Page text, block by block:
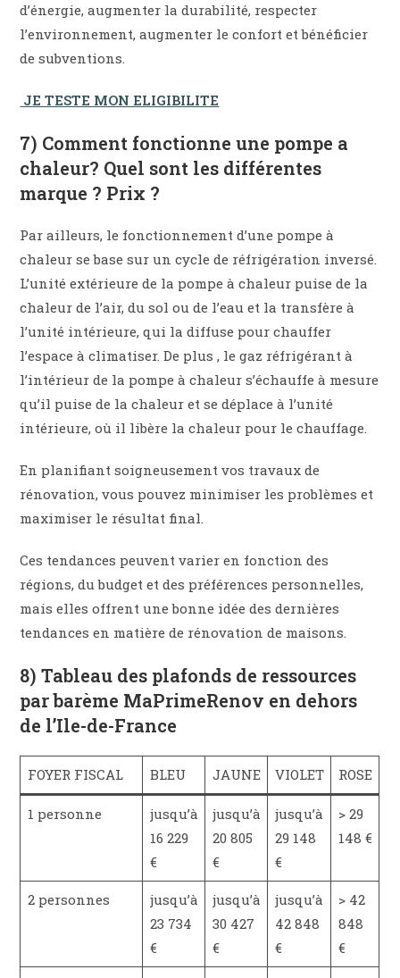
d’énergie, augmenter la durabilité, respecter
l’environnement, augmenter le confort et bénéficier
de subventions.
JE TESTE MON ELIGIBILITE
7) Comment fonctionne une pompe a
chaleur? Quel sont les différentes
marque ? Prix ?
Par ailleurs, le fonctionnement d’une pompe à
chaleur se base sur un cycle de réfrigération inversé.
L’unité extérieure de la pompe à chaleur puise de la
chaleur de l’air, du sol ou de l’eau et la transfère à
l’unité intérieure, qui la diffuse pour chauffer
l’espace à climatiser. De plus , le gaz réfrigérant à
l’intérieur de la pompe à chaleur s’échauffe à mesure
qu’il puise de la chaleur et se déplace à l’unité
intérieure, où il libère la chaleur pour le chauffage.
En planifiant soigneusement vos travaux de
rénovation, vous pouvez minimiser les problèmes et
maximiser le résultat final.
Ces tendances peuvent varier en fonction des
régions, du budget et des préférences personnelles,
mais elles offrent une bonne idée des dernières
tendances en matière de rénovation de maisons.
8) Tableau des plafonds de ressources
par barème MaPrimeRenov en dehors
de l’Ile-de-France
FOYER FISCAL BLEU JAUNE VIOLET ROSE
1 personne
jusqu’à
16 229
€
jusqu’à
20 805
€
jusqu’à
29 148
€
> 29
148 €
2 personnes
jusqu’à
23 734
€
jusqu’à
30 427
€
jusqu’à
42 848
€
> 42
848
€